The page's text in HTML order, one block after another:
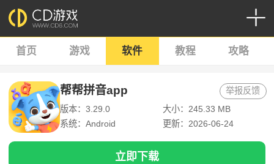
首页 游戏 软件 教程 攻略
帮帮拼音app
版本：3.29.0
大小：245.33 MB
系统：Android
更新：2026-06-24
举报反馈
立即下载